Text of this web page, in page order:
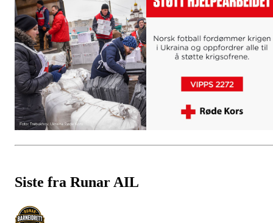
Siste fra Runar AIL